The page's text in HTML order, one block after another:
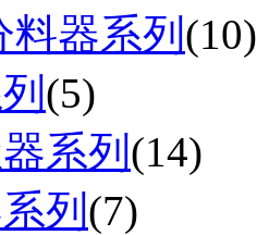
器系列 (10)
(5)
系列 (14)
列 (7)